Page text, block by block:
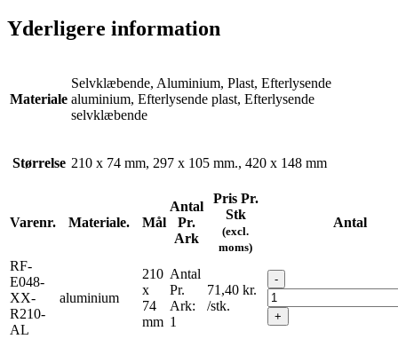
Yderligere information
Materiale
Selvklæbende, Aluminium, Plast, Efterlysende
aluminium, Efterlysende plast, Efterlysende
selvklæbende
Størrelse 210 x 74 mm, 297 x 105 mm., 420 x 148 mm
Varenr. Materiale. Mål
Antal
Pr.
Ark
Pris Pr.
Stk
(excl.
moms)
Antal
RF-
E048-
XX-
R210-
AL
aluminium
210
x
74
mm
Antal
Pr.
Ark:
1
71,40 kr.
/stk.
-
+